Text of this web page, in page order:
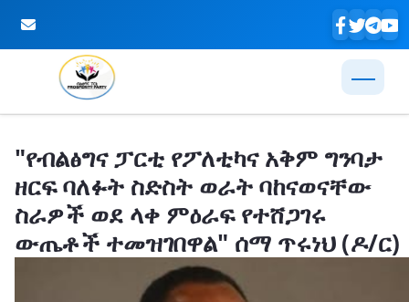
"የብልፅግና ፓርቲ የፖለቲካና አቅም ግንባታ
ዘርፍ ባለፉት ስድስት ወራት ባከናወናቸው
ስራዎች ወደ ላቀ ምዕራፍ የተሸጋገሩ
ውጤቶች ተመዝገበዋል" ሰማ ጥሩነህ (ዶ/ር)